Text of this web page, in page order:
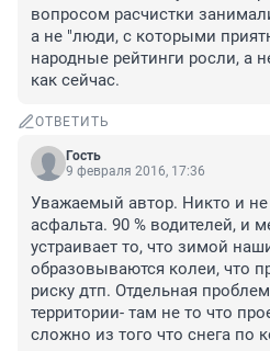
вопросом расчистки
а не "люди, с которыми
народные рейтинги росли, а
как сейчас.
ОТВЕТИТЬ
Гость
9 февраля 2016, 17:36
Уважаемый автор. Никто и не
асфальта. 90 % водителей, и
устраивает то, что зимой
образовываются колеи, что
риску дтп. Отдельная
территории- там не то что
сложно из того что снега по